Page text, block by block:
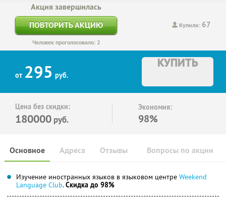
Купили: 67
Акция завершилась
ПОВТОРИТЬ АКЦИЮ
Человек проголосовало: 2
от 295 руб.
КУПИТЬ
Цена без скидки:
180000 руб.
Экономия:
98%
Основное Отзывы Вопросы по акции
Адреса
Изучение иностранных языков в языковом центре Weekend
Language Club.Скидка до 98%